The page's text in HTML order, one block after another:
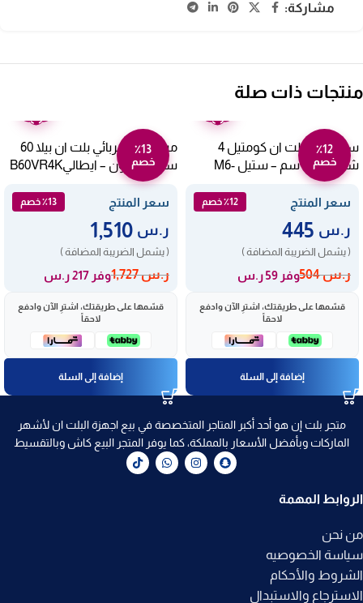
مشاركة:
منتجات ذات صلة
٪12
خصم
سطح غاز بلت ان كومتيل 4
شعلات 60 سم – ستيل M6-
40BF/H
سعر المنتج
٪12 خصم
ر.س
( يشمل الضريبة المضافة )
ر.س504 وفر 59 ر.س
قسّمها على طريقتك، اشترِ الآن وادفع
لاحقاً
إضافة إلى السلة
٪13
خصم
مسطح كهربائي بلت ان بيلا 60
سم – 4 عيون – ايطاليB60VR4K
سعر المنتج ٪13 خصم
ر.س
( يشمل الضريبة المضافة )
ر.س1,727 وفر 217 ر.س
قسّمها على طريقتك، اشترِ الآن وادفع
لاحقاً
إضافة إلى السلة
متجر بلت إن هو أحد أكبر المتاجر المتخصصة في بيع اجهزة البلت ان لأشهر
الماركات وبأفضل الأسعار بالمملكة، كما يوفر المتجر البيع كاش وبالتقسيط
الروابط المهمة
من نحن
سياسة الخصوصيه
الشروط والأحكام
الاسترجاع والاستبدال